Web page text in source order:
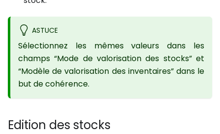
ASTUCE
Sélectionnez les mêmes valeurs dans les
champs “Mode de valorisation des stocks” et
“Modèle de valorisation des inventaires” dans le
but de cohérence.
Edition des stocks